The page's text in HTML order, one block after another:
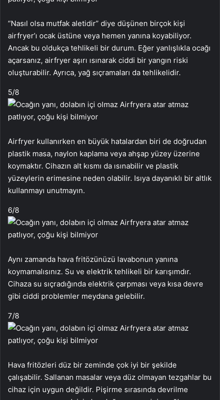
“Nasıl olsa mutfak aletidir” diye düşünen birçok kişi
airfryer’ı ocak üstüne veya hemen yanına koyabiliyor.
Ancak bu oldukça tehlikeli bir durum. Eğer yanlışlıkla ocağı
açarsanız, airfryer aşırı ısınarak ciddi bir yangın riski
oluşturabilir. Ayrıca, yağ sıçramaları da tehlikelidir.
5/8
Airfryer kullanırken en büyük hatalardan biri de doğrudan
plastik masa, naylon kaplama veya ahşap yüzey üzerine
koymaktır. Cihazın alt kısmı da ısınabilir ve plastik
yüzeylerin erimesine neden olabilir. Isıya dayanıklı bir altlık
kullanmayı unutmayın.
6/8
Aynı zamanda hava fritözünüzü lavabonun yanına
koymamalısınız. Su ve elektrik tehlikeli bir karışımdır.
Cihaza su sıçradığında elektrik çarpması veya kısa devre
gibi ciddi problemler meydana gelebilir.
7/8
Hava fritözleri düz bir zeminde çok iyi bir şekilde
çalışabilir. Sallanan masalar veya düz olmayan tezgahlar bu
cihaz için uygun değildir. Pişirme sırasında devrilme